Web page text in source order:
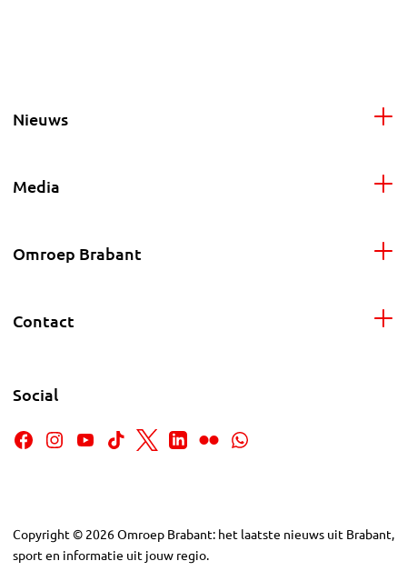
Nieuws
Media
Omroep Brabant
Contact
Social
Copyright © 2026Omroep Brabant: het laatste nieuws uit Brabant,
sport en informatie uit jouw regio.